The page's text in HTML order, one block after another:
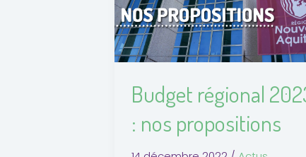
Budget régional
: nos propositions
nos
propositions